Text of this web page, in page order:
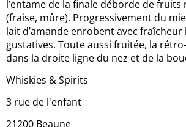
l’entame de la finale déborde de
(fraise, mûre). Progressivement du
lait d’amande enrobent avec fraîcheur
gustatives. Toute aussi fruitée, la
dans la droite ligne du nez et de la
Whiskies & Spirits
3 rue de l'enfant
21200 Beaune